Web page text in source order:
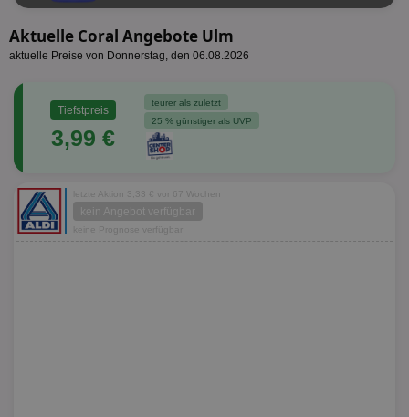
Aktuelle Coral Angebote Ulm
aktuelle Preise von Donnerstag, den 06.08.2026
Tiefstpreis
3,99 €
teurer als zuletzt
25 % günstiger als UVP
letzte Aktion 3,33 € vor 67 Wochen
kein Angebot verfügbar
keine Prognose verfügbar